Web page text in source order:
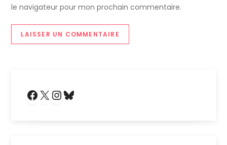
le navigateur pour mon prochain commentaire.
Facebook
X Instagram